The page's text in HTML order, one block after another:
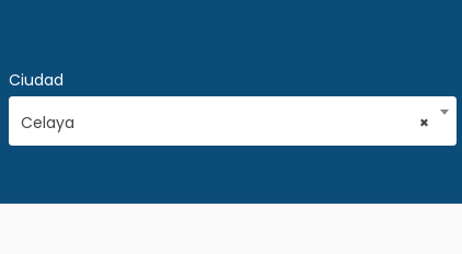
Ciudad
×
Celaya